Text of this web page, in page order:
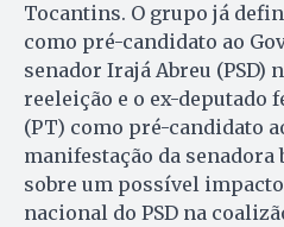
Tocantins. O grupo já
como pré-candidato ao
senador Irajá Abreu (PSD)
reeleição e o ex-deputado
(PT) como pré-candidato
manifestação da senadora
sobre um possível
nacional do PSD na